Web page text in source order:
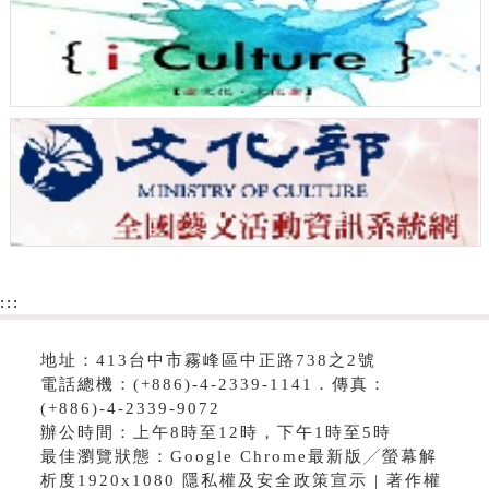
:::
地址：413台中市霧峰區中正路738之2號
電話總機：(+886)-4-2339-1141．傳真：
(+886)-4-2339-9072
辦公時間：上午8時至12時，下午1時至5時
最佳瀏覽狀態：Google Chrome最新版╱螢幕解
析度1920x1080 隱私權及安全政策宣示 | 著作權